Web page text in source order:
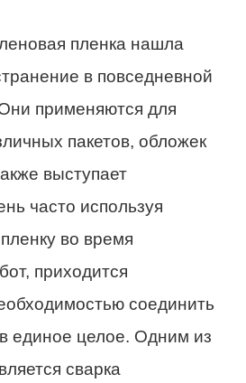
пленка нашла
в повседневной
применяются для
пакетов, обложек
выступает
часто используя
во время
приходится
соединить
единое целое. Одним из
сварка